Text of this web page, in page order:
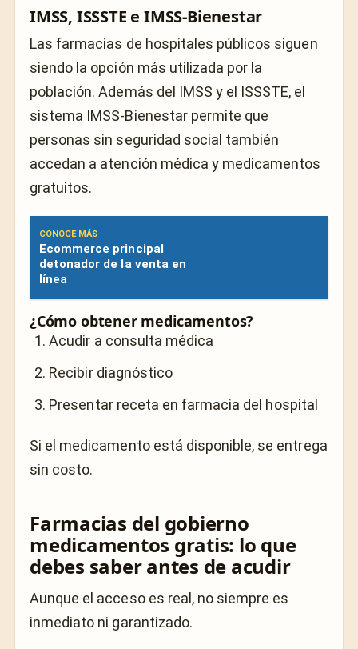
IMSS, ISSSTE e IMSS-Bienestar
Las farmacias de hospitales públicos siguen
siendo la opción más utilizada por la
población. Además del IMSS y el ISSSTE, el
sistema IMSS-Bienestarpermite que
personas sin seguridad social también
accedan a atención médica y medicamentos
gratuitos.
CONOCE MÁS
Ecommerce principal
detonador de la venta en
línea
¿Cómo obtener medicamentos?
Acudir a consulta médica
Recibir diagnóstico
Presentar receta en farmacia del hospital
Si el medicamento está disponible, se entrega
sin costo.
Farmacias del gobierno
medicamentos gratis: lo que
debes saber antes de acudir
Aunque el acceso es real, no siempre es
inmediato ni garantizado.